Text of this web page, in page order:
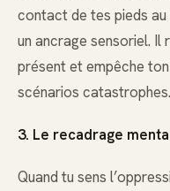
contact de tes pieds au
un ancrage sensoriel. Il
présent et empêche
scénarios catastrophes.
3. Le recadrage
Quand tu sens